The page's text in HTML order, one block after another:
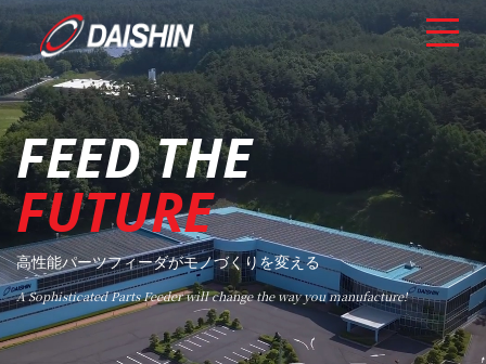
FEED THE
FUTURE
高性能パーツフィーダがモノづくりを変える
A Sophisticated Parts Feeder will change the way you manufacture!